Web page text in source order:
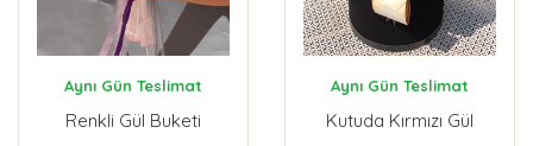
Aynı Gün Teslimat
Renkli Gül Buketi
Aynı Gün Teslimat
Kutuda Kırmızı Gül